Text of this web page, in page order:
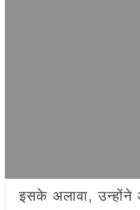
इसके अलावा,